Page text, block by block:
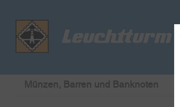
Münzen, Barren und Banknoten